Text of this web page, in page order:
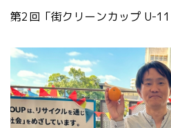
第2回「街クリーンカップ U-